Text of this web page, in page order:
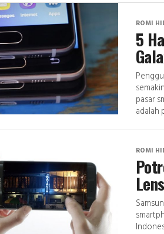
ROMI
5
pasar
adalah
ROMI